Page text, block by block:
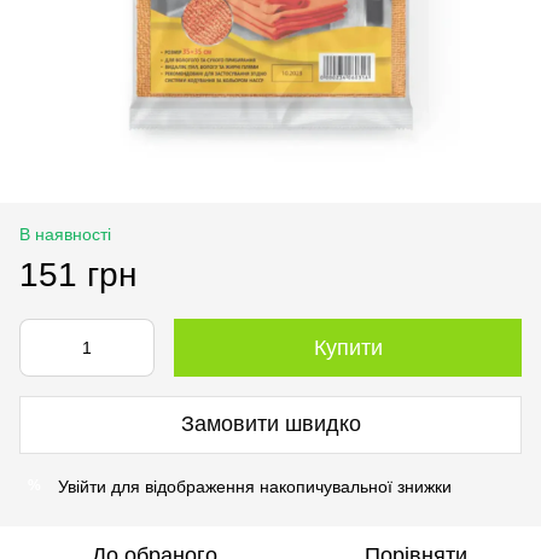
В наявності
151 грн
Купити
Замовити швидко
Увійти для відображення накопичувальної знижки